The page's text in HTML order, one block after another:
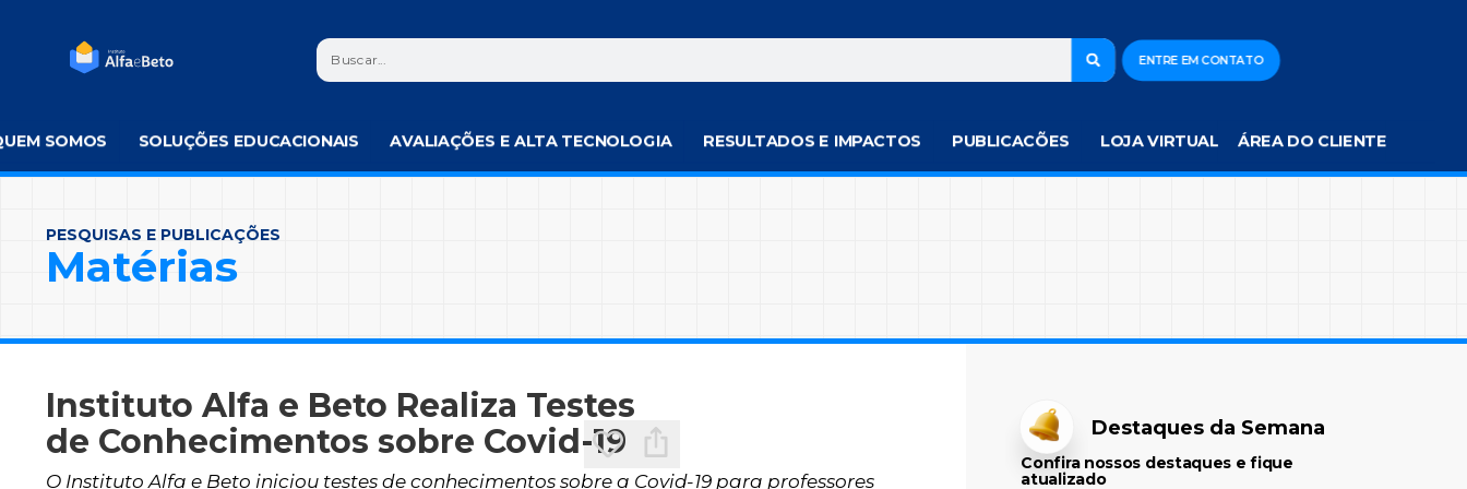
ENTRE EM CONTATO
SOMOS SOLUÇÕES EDUCACIONAIS AVALIAÇÕES E ALTA TECNOLOGIA RESULTADOS E IMPACTOS PUBLICACÕES LOJA VIRTUAL ÁREA DO CLIENTE
PESQUISAS E PUBLICAÇÕES
Matérias
Instituto Alfa e Beto Realiza Testes
de Conhecimentos sobre Covid-19
O Instituto Alfa e Beto iniciou testes de conhecimentos sobre a Covid-19 para professores
Destaques da Semana
Confira nossos destaques e fique
atualizado